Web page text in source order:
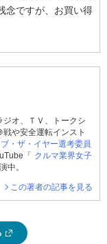
念ですが、お買い得
オ、ＴＶ、トークシ
や安全運転インスト
・ザ・イヤー選考委員
「
クルマ業界女子
中。
この著者の記事を見る